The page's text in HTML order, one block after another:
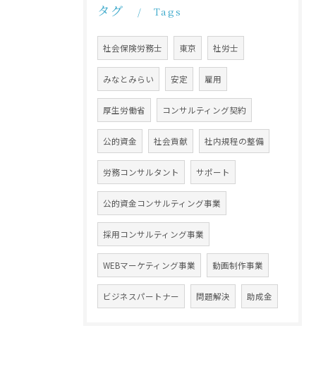
タグ Tags
社会保険労務士 東京 社労士
みなとみらい 安定 雇用
厚生労働省 コンサルティング契約
公的資金 社会貢献 社内規程の整備
労務コンサルタント サポート
公的資金コンサルティング事業
採用コンサルティング事業
WEBマーケティング事業 動画制作事業
ビジネスパートナー 問題解決 助成金